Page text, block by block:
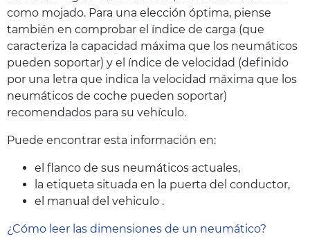
como mojado. Para una elección óptima, piense
también en comprobar el índice de carga (que
caracteriza la capacidad máxima que los neumáticos
pueden soportar) y el índice de velocidad (definido
por una letra que indica la velocidad máxima que los
neumáticos de coche pueden soportar)
recomendados para su vehículo.
Puede encontrar esta información en:
el flanco de sus neumáticos actuales,
la etiqueta situada en la puerta del conductor,
el manual del vehiculo .
¿Cómo leer las dimensiones de un neumático?